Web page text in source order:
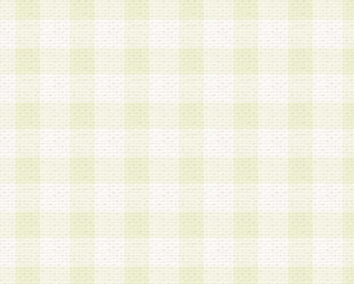
第5条 会員の登録情報
1.当社は、会員の登録情報に含まれる氏名・住所
アドレス等会員個人を識別できる情報を当社が別
シーポリシー
」に基づき適切に取り扱うものとし
は、当該個人情報を以下の各号に定める目的に利
す。なお、これら事項以外の目的で個人情報を利
かじめ会員の同意を得たうえで利用するものとし
a.本サービスの実施または運営
b.本サービスに係る謝礼、景品、調査サンプル品
c.会員からの電話、メール等の問い合わせなどへ
d.その他これらに付随する業務
2.当社は、会員個人を識別することのできる情報
会員情報を本人の承諾なく第三者に開示すること